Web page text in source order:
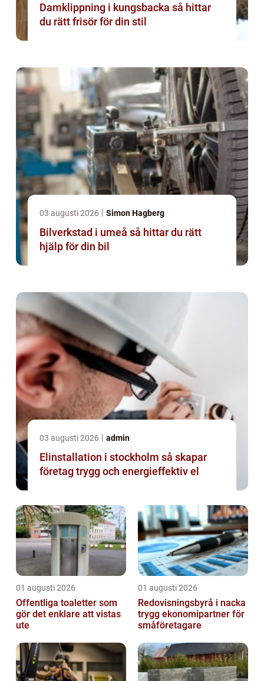
Damklippning i kungsbacka så hittar
du rätt frisör för din stil
03 augusti 2026 Simon Hagberg
Bilverkstad i umeå så hittar du rätt
hjälp för din bil
03 augusti 2026 admin
Elinstallation i stockholm så skapar
företag trygg och energieffektiv el
01 augusti 2026
Offentliga toaletter som
gör det enklare att vistas
ute
01 augusti 2026
Redovisningsbyrå i nacka
trygg ekonomipartner för
småföretagare